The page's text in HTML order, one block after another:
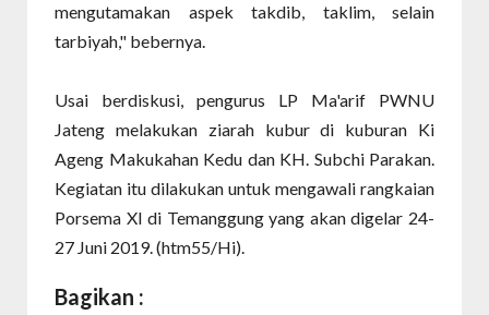
mengutamakan aspek takdib, taklim, selain
tarbiyah," bebernya.
Usai berdiskusi, pengurus LP Ma'arif PWNU
Jateng melakukan ziarah kubur di kuburan Ki
Ageng Makukahan Kedu dan KH. Subchi Parakan.
Kegiatan itu dilakukan untuk mengawali rangkaian
Porsema XI di Temanggung yang akan digelar 24-
27 Juni 2019. (htm55/Hi).
Bagikan :